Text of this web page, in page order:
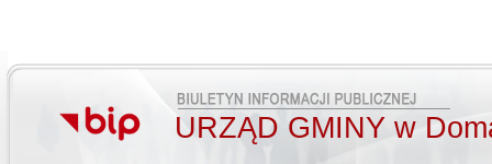
URZĄD GMINY w